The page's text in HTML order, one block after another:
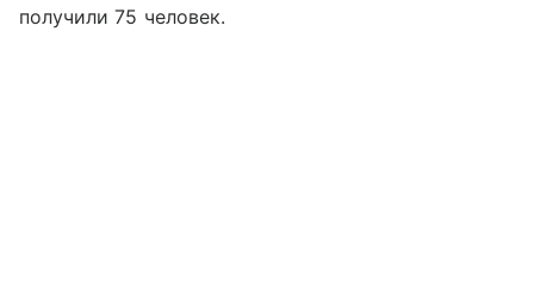
получили 75 человек.